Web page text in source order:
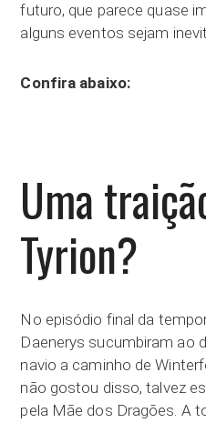
futuro, que parece quase
alguns eventos sejam
Confira abaixo:
Uma
Tyrion?
No episódio final da
Daenerys sucumbiram ao
navio a caminho de
não gostou disso, talvez
pela Mãe dos Dragões. A